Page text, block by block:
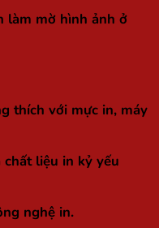
làm mờ hình ảnh ở
thích với mực in, máy
chất liệu in kỷ yếu
nghệ in.